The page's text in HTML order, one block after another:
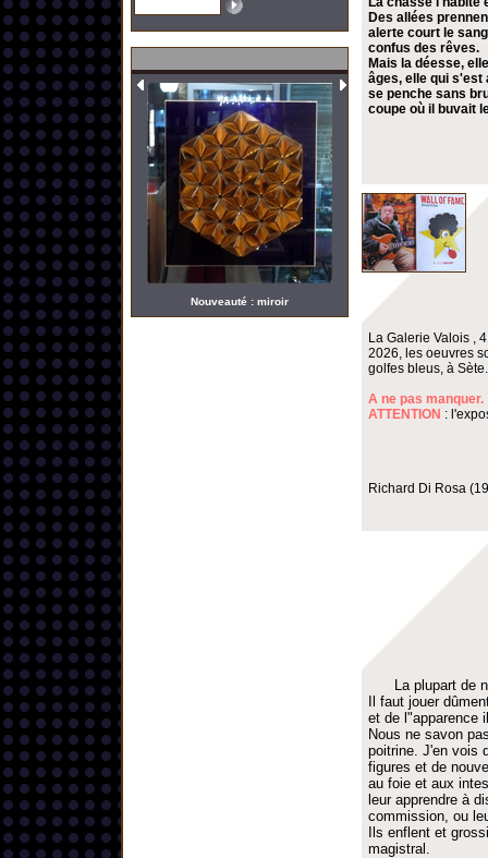
Nouveauté : miroir
Des allées
alerte court le
confus des rêves.
Mais la déesse,
âges, elle qui s'est
se penche sans
coupe où il buvait
La Galerie Valois ,
2026, les oeuvres
golfes bleus, à Sète.
A ne pas manquer.
ATTENTION :
Richard Di Rosa
La plupart de
Il faut jouer
et de l"apparence
Nous ne savon
poitrine. J'en vois
figures et de
au foie et aux
leur apprendre à
commission, ou
Ils enflent et
magistral.